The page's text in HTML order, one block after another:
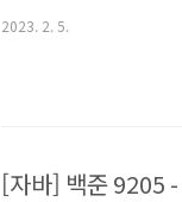
을 원하시는 분들도 보시
2023. 2. 5.
[자바] 백준 9205